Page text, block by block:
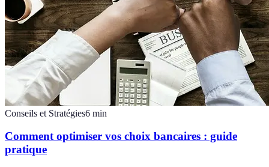
Conseils et Stratégies6 min
Comment optimiser vos choix bancaires : guide
pratique